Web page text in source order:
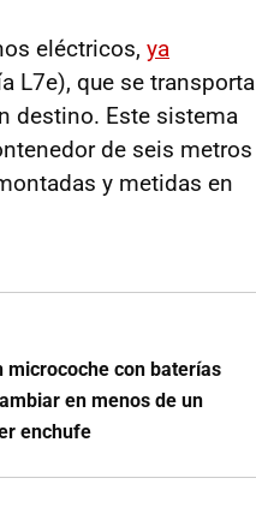
eléctricos, ya
L7e), que se transporta
destino. Este sistema
de seis metros
y metidas en
microcoche con baterías
en menos de un
enchufe